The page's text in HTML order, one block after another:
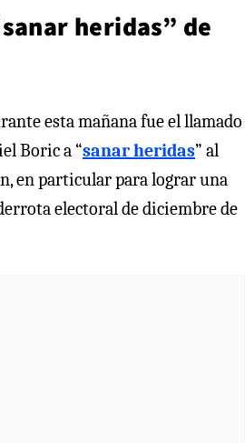
heridas” de
esta mañana fue el llamado
Boric a “sanar heridas” al
en particular para lograr una
electoral de diciembre de